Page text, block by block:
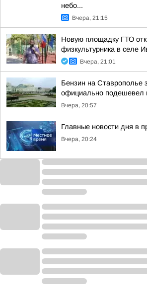
небо...
Вчера, 21:15
Новую площадку ГТО
физкультурника в селе
Вчера, 21:01
Бензин на Ставрополье
официально подешевел
Вчера, 20:57
Главные новости дня в
Вчера, 20:24